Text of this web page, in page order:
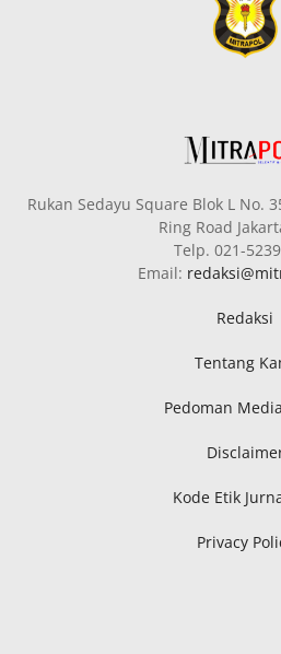
Rukan Sedayu Square Blok L No.
Ring Road
Telp. 021-
Email:
Redaksi
Tentang
Pedoman
Kode Etik
Privacy